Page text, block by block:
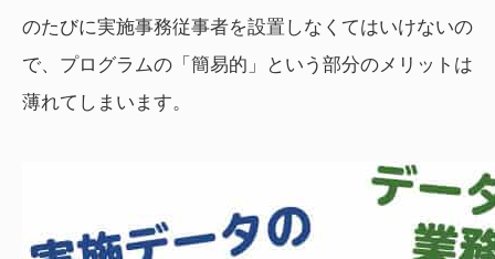
のたびに実施事務従事者を設置しなくてはいけないの
で、プログラムの「簡易的」という部分のメリットは
薄れてしまいます。